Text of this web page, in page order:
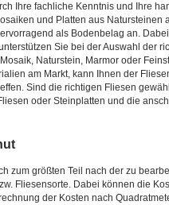
Ihre fachliche Kenntnis und Ihre
und Platten aus Natursteinen
als Bodenbelag an.
Sie bei der Auswahl der
Naturstein, Marmor oder
am Markt, kann Ihnen der
Sind die richtigen Fliesen
oder Steinplatten und die
zum größten Teil nach der zu
Fliesensorte. Dabei können die
der Kosten nach